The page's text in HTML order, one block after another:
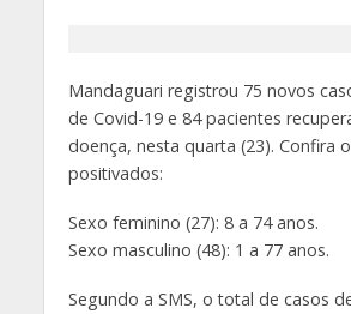
Mandaguari registrou 75 novos
de Covid-19 e 84 pacientes
doença, nesta quarta (23). Confira
positivados:
Sexo feminino (27): 8 a 74 anos.
Sexo masculino (48): 1 a 77 anos.
Segundo a SMS, o total de casos